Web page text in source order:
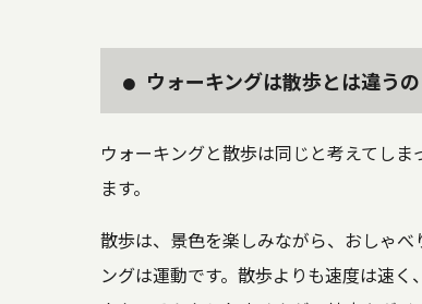
ウォーキングは散歩とは違うの
ウォーキングと散歩は同じと考えてし
ます。
散歩は、景色を楽しみながら、おしゃ
ングは運動です。散歩よりも速度は速